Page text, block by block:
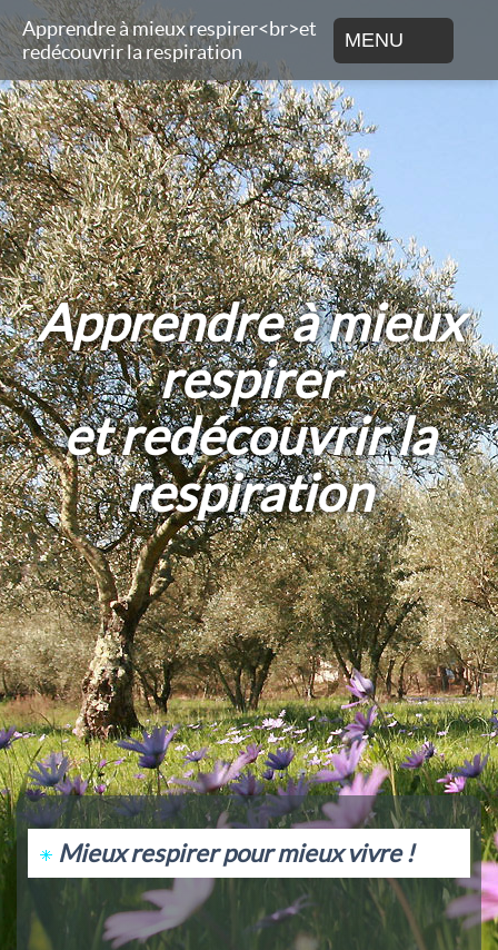
Apprendre à mieux
respirer
et redécouvrir la
respiration
Mieux respirer pour mieux vivre !
Apprendre à mieux respirer<br>et
redécouvrir la respiration
MENU